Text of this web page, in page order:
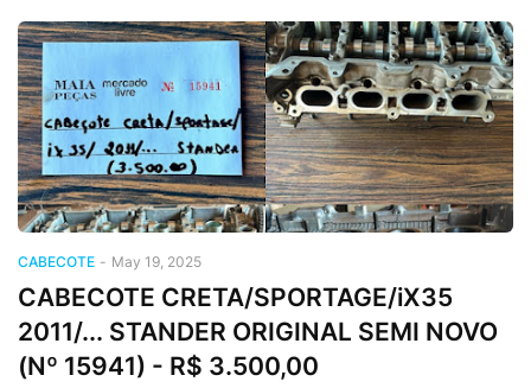
CABECOTE - May 19, 2025
CABECOTE CRETA/SPORTAGE/iX35
2011/... STANDER ORIGINAL SEMI NOVO
(Nº 15941) - R$ 3.500,00